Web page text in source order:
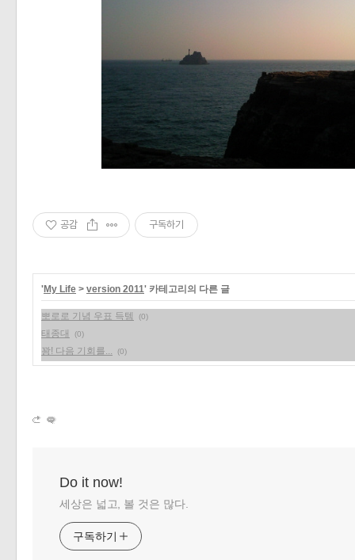
공감 구독하기
'My Life > version 2011' 카테고리의 다른 글
뽀로로 기념 우표 득템 (0)
태종대 (0)
꽝! 다음 기회를... (0)
Do it now!
세상은 넓고, 볼 것은 많다.
구독하기